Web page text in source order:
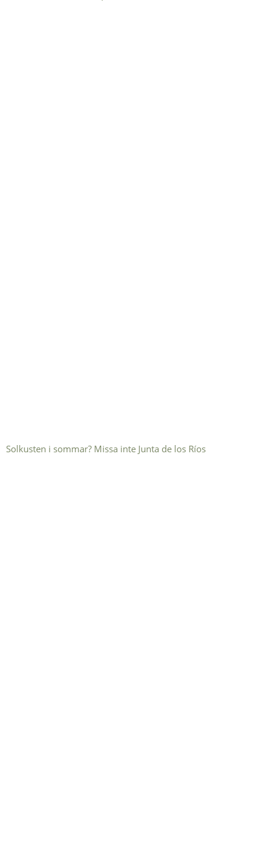
Solkusten i sommar? Missa inte Junta de los Ríos